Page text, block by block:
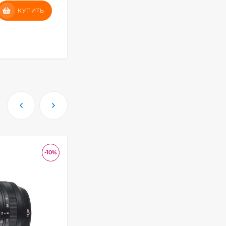
КУПИТЬ
-10%